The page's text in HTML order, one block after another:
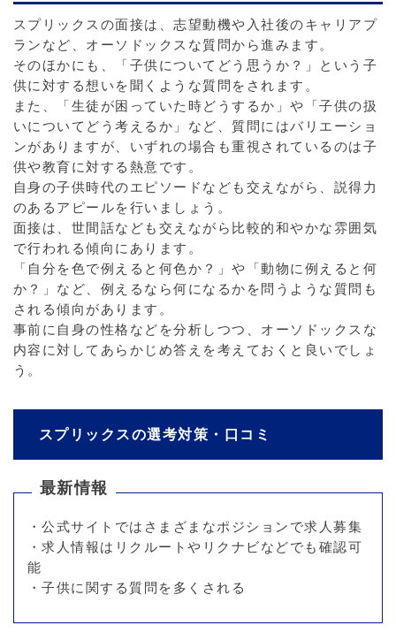
スプリックスの面接は、志望動機や入社後のキャリアプ
ランなど、オーソドックスな質問から進みます。
そのほかにも、「子供についてどう思うか？」という子
供に対する想いを聞くような質問をされます。
また、「生徒が困っていた時どうするか」や「子供の扱
いについてどう考えるか」など、質問にはバリエーショ
ンがありますが、いずれの場合も重視されているのは子
供や教育に対する熱意です。
自身の子供時代のエピソードなども交えながら、説得力
のあるアピールを行いましょう。
面接は、世間話なども交えながら比較的和やかな雰囲気
で行われる傾向にあります。
「自分を色で例えると何色か？」や「動物に例えると何
か？」など、例えるなら何になるかを問うような質問も
される傾向があります。
事前に自身の性格などを分析しつつ、オーソドックスな
内容に対してあらかじめ答えを考えておくと良いでしょ
う。
スプリックスの選考対策・口コミ
最新情報
・公式サイトではさまざまなポジションで求人募集
・求人情報はリクルートやリクナビなどでも確認可
能
・子供に関する質問を多くされる